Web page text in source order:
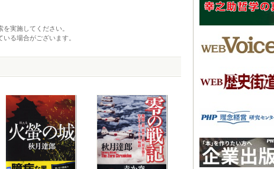
実施してください。
る場合がございます。